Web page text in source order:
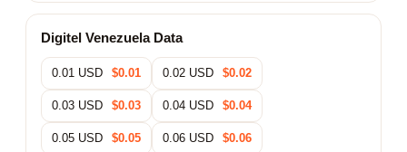
Digitel Venezuela Data
0.01 USD $0.01 0.02 USD $0.02
0.03 USD $0.03 0.04 USD $0.04
0.05 USD $0.05 0.06 USD $0.06